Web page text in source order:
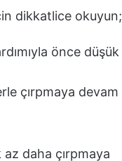
dikkatlice okuyun;
önce düşük
çırpmaya devam
az daha çırpmaya